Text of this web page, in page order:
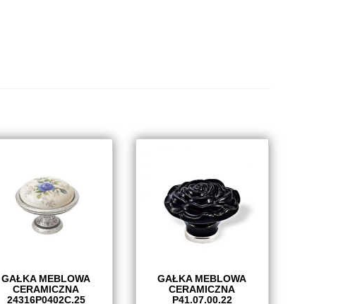
GAŁKA MEBLOWA
CERAMICZNA
24316P0402C.25
GAŁKA MEBLOWA
CERAMICZNA
P41.07.00.22